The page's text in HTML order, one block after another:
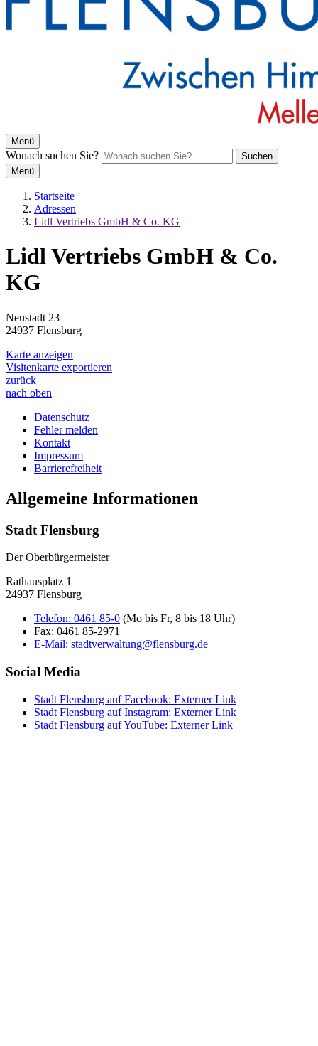
Menü
Wonach suchen Sie?
Suchen
Menü
Startseite
Adressen
Lidl Vertriebs GmbH & Co. KG
Lidl Vertriebs GmbH & Co.
KG
Neustadt 23
24937 Flensburg
Karte anzeigen
Visitenkarte exportieren
zurück
nach oben
Datenschutz
Fehler melden
Kontakt
Impressum
Barrierefreiheit
Allgemeine Informationen
Stadt Flensburg
Der Oberbürgermeister
Rathausplatz 1
24937 Flensburg
Telefon: 0461 85-0 (Mo bis Fr, 8 bis 18 Uhr)
Fax: 0461 85-2971
E-Mail: stadtverwaltung@flensburg.de
Social Media
Stadt Flensburg auf Facebook: Externer Link
Stadt Flensburg auf Instagram: Externer Link
Stadt Flensburg auf YouTube: Externer Link